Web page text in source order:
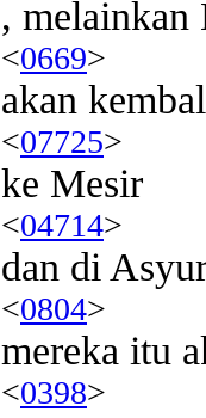
, melainkan
<0669>
akan
<07725>
ke Mesir
<04714>
dan di
<0804>
mereka itu
<0398>